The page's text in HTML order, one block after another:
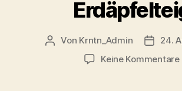
Beitragsautor
Von Krntn_Admin
24.
Keine Kommentare